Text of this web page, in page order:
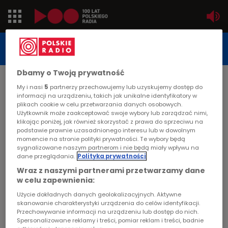
Jedynka
Dwójka
Trójka
Czwórka
PR24
Poland
Kierowcy
Dzieci
STUDIO REPORTAŻU
POLSKIEGO RADIA
2004-12-16
STRONA GŁÓWNA>ARTYKUŁ
Uwolnić karpia
STUDIO REPORTAŻU I DOKUMENTU
Uwolnić karpia
Dbamy o Twoją prywatność
My i nasi 5 partnerzy przechowujemy lub uzyskujemy dostęp do
informacji na urządzeniu, takich jak unikalne identyfikatory w
plikach cookie w celu przetwarzania danych osobowych.
Użytkownik może zaakceptować swoje wybory lub zarządzać nimi,
klikając poniżej, jak również skorzystać z prawa do sprzeciwu na
podstawie prawnie uzasadnionego interesu lub w dowolnym
momencie na stronie polityki prywatności. Te wybory będą
sygnalizowane naszym partnerom i nie będą miały wpływu na
dane przeglądania. Polityka prywatności
Wraz z naszymi partnerami przetwarzamy dane
w celu zapewnienia:
Użycie dokładnych danych geolokalizacyjnych. Aktywne
skanowanie charakterystyki urządzenia do celów identyfikacji.
Przechowywanie informacji na urządzeniu lub dostęp do nich.
Spersonalizowane reklamy i treści, pomiar reklam i treści, badnie